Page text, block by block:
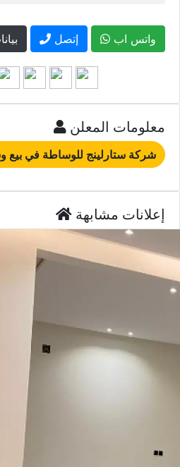
إتصل واتس اب
معلومات المعلن
شركة ستارلينج للوساطة في بيع
إعلانات مشابهة